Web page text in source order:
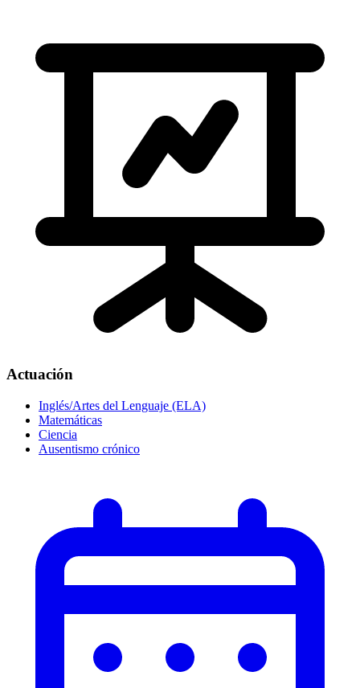
Actuación
Inglés/Artes del Lenguaje (ELA)
Matemáticas
Ciencia
Ausentismo crónico